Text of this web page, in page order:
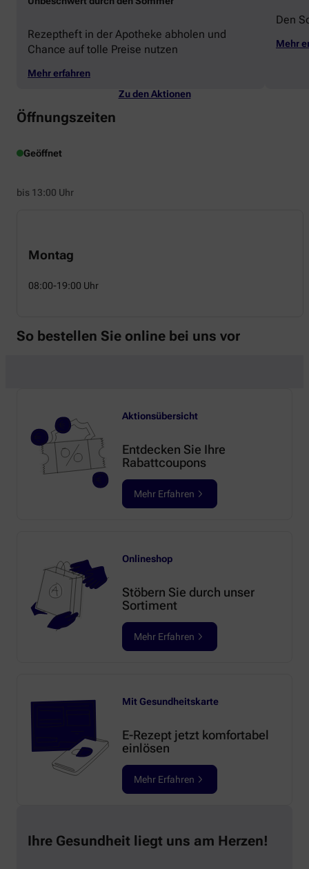
Rezeptheft in der Apotheke abholen und
Chance auf tolle Preise nutzen
Mehr erfahren
Den
Mehr
Zu den Aktionen
Öffnungszeiten
Geöffnet
bis 13:00 Uhr
Montag
08:00-19:00 Uhr
So bestellen Sie online bei uns vor
Aktionsübersicht
Entdecken Sie Ihre
Rabattcoupons
Mehr Erfahren
Onlineshop
Stöbern Sie durch unser
Sortiment
Mehr Erfahren
Mit Gesundheitskarte
E-Rezept jetzt komfortabel
einlösen
Mehr Erfahren
Ihre Gesundheit liegt uns am Herzen!